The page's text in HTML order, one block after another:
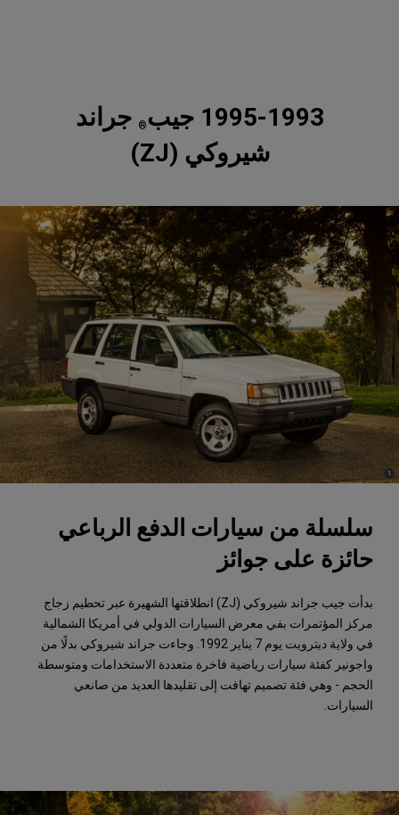
1995-1993 جيب ® جراند
شيروكي (ZJ)
سلسلة من سيارات الدفع الرباعي
حائزة على جوائز
بدأت جيب جراند شيروكي (ZJ) انطلاقتها الشهيرة عبر تحطيم زجاج
مركز المؤتمرات بفي معرض السيارات الدولي في أمريكا الشمالية
في ولاية ديترويت يوم 7 يناير 1992. وجاءت جراند شيروكي بدلًا من
واجونير كفئة سيارات رياضية فاخرة متعددة الاستخدامات ومتوسطة
الحجم - وهي فئة تصميم تهافت إلى تقليدها العديد من صانعي
السيارات.
Disclosure
1